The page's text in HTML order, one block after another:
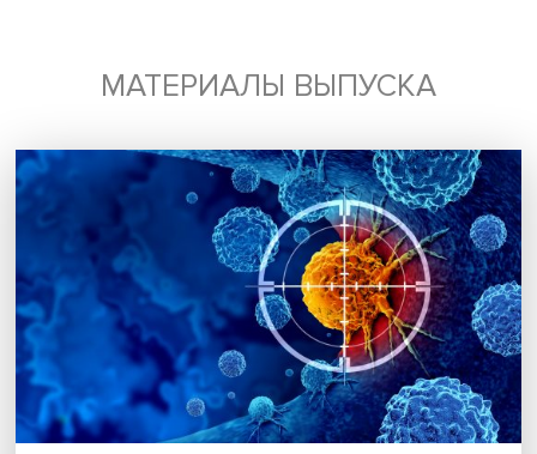
Будь всегда в курсе !
Подпишись на наши новости: